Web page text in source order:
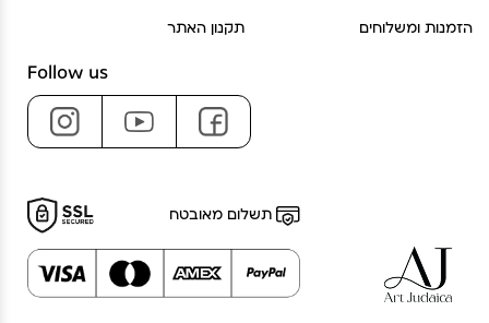
הזמנות ומשלוחים תקנון האתר
Follow us
תשלום מאובטח